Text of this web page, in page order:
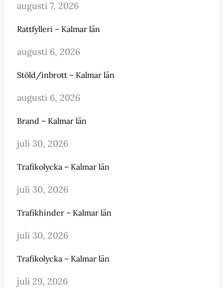
augusti 7, 2026
Rattfylleri – Kalmar län
augusti 6, 2026
Stöld/inbrott – Kalmar län
augusti 6, 2026
Brand – Kalmar län
juli 30, 2026
Trafikolycka – Kalmar län
juli 30, 2026
Trafikhinder – Kalmar län
juli 30, 2026
Trafikolycka – Kalmar län
juli 29, 2026